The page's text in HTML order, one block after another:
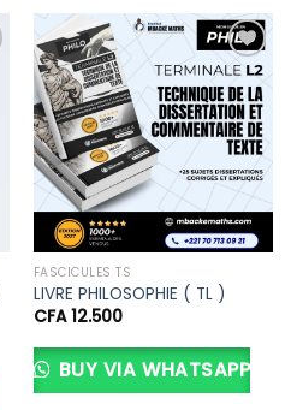
Ajouter
à la liste
d’envies
FASCICULES TS
LIVRE PHILOSOPHIE ( TL )
CFA12.500
BUY VIA WHATSAPP